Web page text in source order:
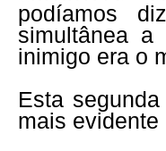
podíamos
simultânea
inimigo era o
Esta
mais